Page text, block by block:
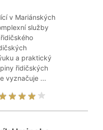
v Mariánských
služby
a praktický
řidičských
vyznačuje ...